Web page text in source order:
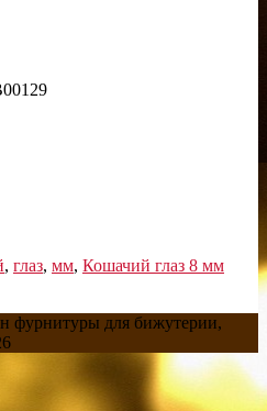
, глаз, мм, Кошачий глаз 8 мм
фурнитуры для бижутерии,